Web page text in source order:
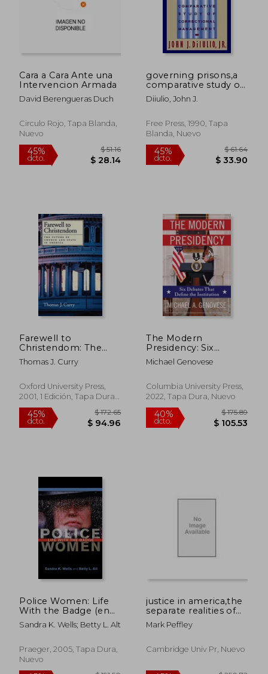
dcto. $ 29.22 dcto.
Cara a Cara Ante una
Intervencion Armada
David Berengueras Duch
Circulo Rojo, Tapa Blanda,
Nuevo
45%
dcto. $ 28.14
governing prisons,a
comparative study of
correctional
management (en
Diiulio, John J.
Free Press, 1990, Tapa
Blanda, Nuevo
45%
dcto. $
Farewell to
Christendom: The
Future of Church and
State in America (en
Thomas J. Curry
Oxford University Press,
2001, 1 Edición, Tapa Dura,
Nuevo
The Modern
Presidency: Six
Debates That Define
the Institution (en
Michael Genovese
Columbia University Press,
2022, Tapa Dura, Nuevo
Police Women: Life
With the Badge (en
Inglés)
Sandra K. Wells; Betty L. Alt
Praeger, 2005, Tapa Dura,
Nuevo
justice in america,the
separate realities of
blacks and whites
Mark Peffley
Cambridge Univ Pr, Nuevo